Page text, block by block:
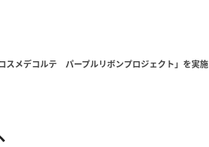
スメデコルテ パープルリボンプロジェクト」を実施